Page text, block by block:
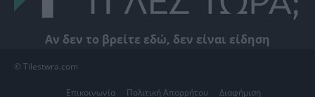
Αν δεν το βρείτε εδώ, δεν είναι είδηση
© Tilestwra.com
Επικοινωνία Πολιτική Απορρήτου Διαφήμιση